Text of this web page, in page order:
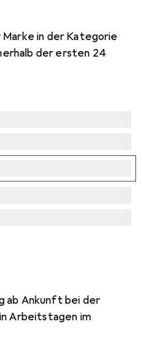
in der Kategorie
der ersten 24
ab Ankunft bei der
Arbeitstagen im